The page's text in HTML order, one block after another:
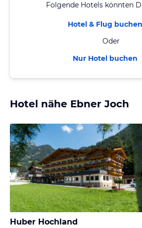
Folgende Hotels könnten
Hotel & Flug buchen
Oder
Nur Hotel buchen
Hotel nähe Ebner Joch
Huber Hochland